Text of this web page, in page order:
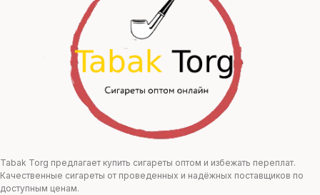
250,00 ₽.
Tabak Torg предлагает купить сигареты оптом и избежать переплат.
Качественные сигареты от проведенных и надёжных поставщиков по
доступным ценам.